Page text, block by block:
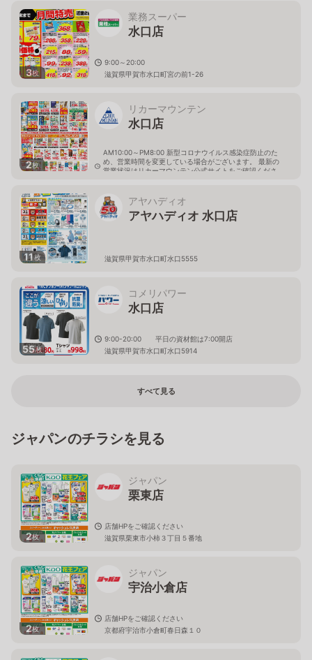
3枚
業務スーパー
水口店
9:00～20:00
滋賀県甲賀市水口町宮の前1-26
2枚
リカーマウンテン
水口店
AM10:00～PM8:00 新型コロナウイルス感染症防止のた
め、営業時間を変更している場合がございます。 最新の
営業状況はリカーマウンテン公式サイトをご確認くださ
11枚
アヤハディオ
アヤハディオ 水口店
滋賀県甲賀市水口町水口5555
55枚
コメリパワー
水口店
9:00-20:00 平日の資材館は7:00開店
滋賀県甲賀市水口町水口5914
すべて見る
ジャパンのチラシを見る
2枚
ジャパン
栗東店
店舗HPをご確認ください
滋賀県栗東市小柿３丁目５番地
2枚
ジャパン
宇治小倉店
店舗HPをご確認ください
京都府宇治市小倉町春日森１０